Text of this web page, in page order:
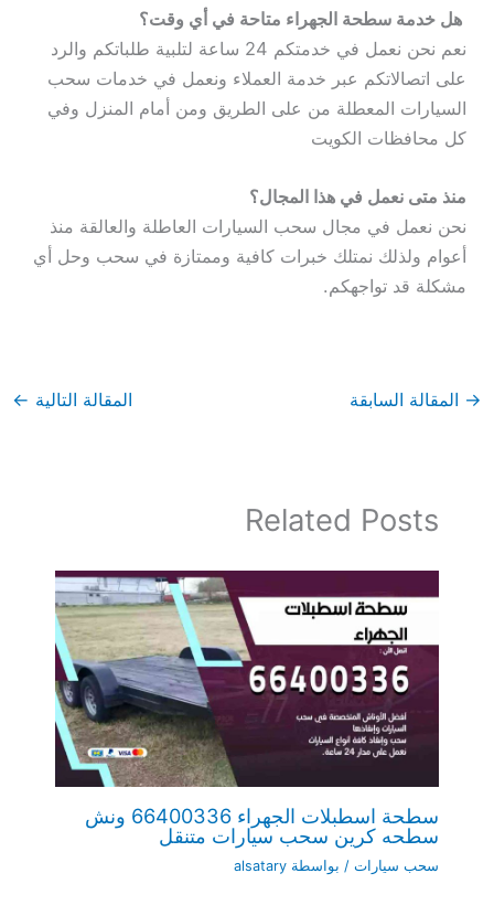
هل خدمة سطحة الجهراء متاحة في أي وقت؟
نعم نحن نعمل في خدمتكم 24 ساعة لتلبية طلباتكم والرد
على اتصالاتكم عبر خدمة العملاء ونعمل في خدمات سحب
السيارات المعطلة من على الطريق ومن أمام المنزل وفي
كل محافظات الكويت
منذ متى نعمل في هذا المجال؟
نحن نعمل في مجال سحب السيارات العاطلة والعالقة منذ
أعوام ولذلك نمتلك خبرات كافية وممتازة في سحب وحل أي
مشكلة قد تواجهكم.
→ المقالة السابقة المقالة التالية ←
Related Posts
سطحة اسطبلات الجهراء 66400336 ونش
سطحه كرين سحب سيارات متنقل
سحب سيارات/ بواسطة alsatary